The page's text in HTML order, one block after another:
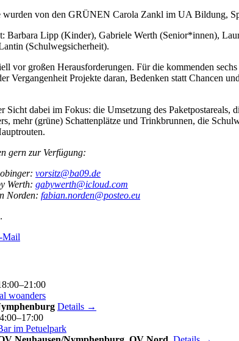
wurden von den GRÜNEN Carola Zankl im UA Bildung,
Barbara Lipp (Kinder), Gabriele Werth (Senior*innen),
(Schulwegsicherheit).
vor großen Herausforderungen. Für die kommenden
Vergangenheit Projekte daran, Bedenken statt Chancen
Sicht dabei im Fokus: die Umsetzung des
mehr (grüne) Schattenplätze und Trinkbrunnen, die
gern zur Verfügung:
vorsitz@ba09.de
Werth: gabywerth@icloud.com
Norden: fabian.norden@posteo.eu
Mail
woanders
Details →
im Petuelpark